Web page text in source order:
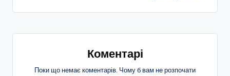
Коментарі
Поки що немає коментарів. Чому б вам не розпочати